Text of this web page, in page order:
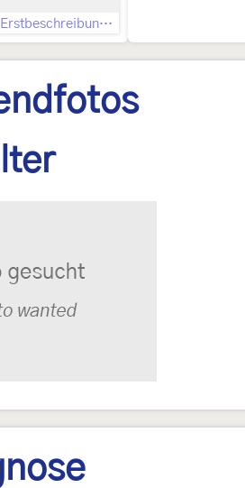
Erstbeschreibung, darin indizierte Abbildung und Text zu dieser